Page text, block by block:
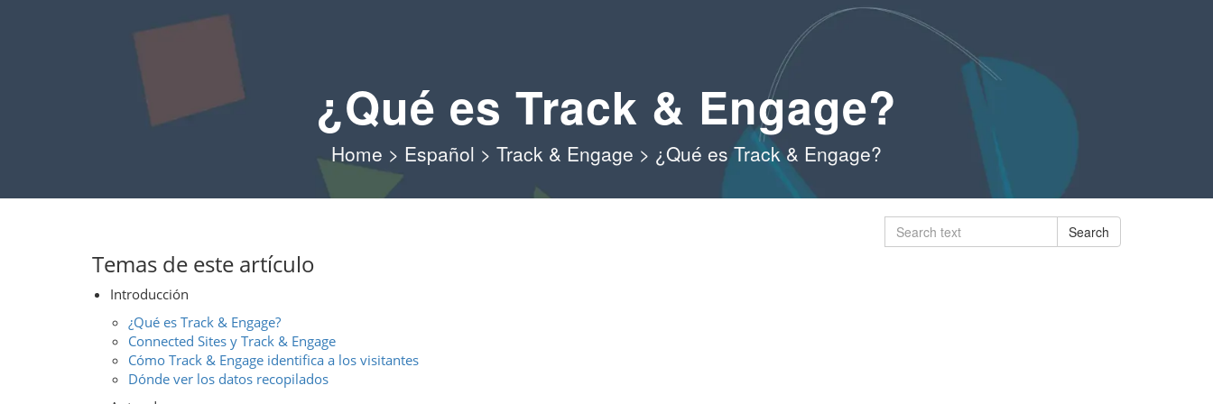
¿Qué es Track & Engage?
Home > Español > Track & Engage > ¿Qué es Track & Engage?
Temas de este artículo
Introducción
¿Qué es Track & Engage?
Connected Sites y Track & Engage
Cómo Track & Engage identifica a los visitantes
Dónde ver los datos recopilados